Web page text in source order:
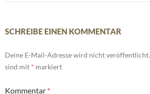
SCHREIBE EINEN KOMMENTAR
Deine E-Mail-Adresse wird nicht veröffentlicht.
sind mit * markiert
Kommentar *